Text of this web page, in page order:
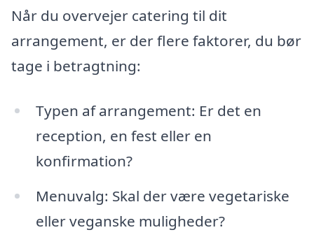
Når du overvejer catering til dit
arrangement, er der flere faktorer, du bør
tage i betragtning:
Typen af arrangement: Er det en
reception, en fest eller en
konfirmation?
Menuvalg: Skal der være vegetariske
eller veganske muligheder?